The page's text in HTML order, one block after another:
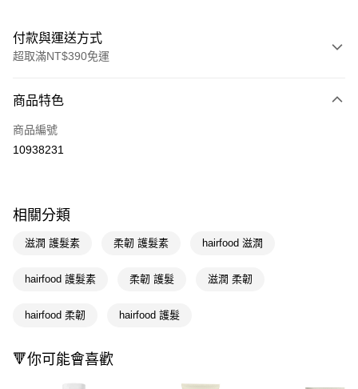
付款與運送方式
超取滿NT$390免運
POYA支付
信用卡一次付款
Google Pay
相關說明
【關於「AFTEE先享後付」】
商品特色
商品編號
10938231
相關分類
滋潤 護髮素 柔韌 護髮素 hairfood 滋潤
hairfood 護髮素 柔韌 護髮 滋潤 柔韌
hairfood 柔韌 hairfood 護髮
🔻你可能會喜歡